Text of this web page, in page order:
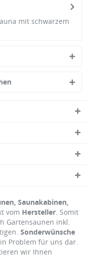
mit schwarzem
Saunakabinen,
vom Hersteller. Somit
Gartensaunen inkl.
Sonderwünsche
Problem für uns dar.
wir Ihnen